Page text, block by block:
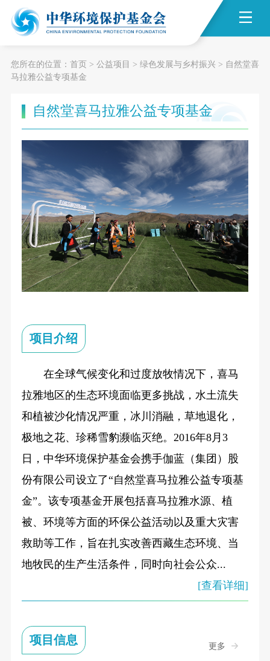
您所在的位置： 首页> 公益项目 > 绿色发展与乡村振兴 > 自然堂喜
马拉雅公益专项基金
自然堂喜马拉雅公益专项基金
项目介绍
在全球气候变化和过度放牧情况下，喜马
拉雅地区的生态环境面临更多挑战，水土流失
和植被沙化情况严重，冰川消融，草地退化，
极地之花、珍稀雪豹濒临灭绝。2016年8月3
日，中华环境保护基金会携手伽蓝（集团）股
份有限公司设立了“自然堂喜马拉雅公益专项基
金”。该专项基金开展包括喜马拉雅水源、植
被、环境等方面的环保公益活动以及重大灾害
救助等工作，旨在扎实改善西藏生态环境、当
地牧民的生产生活条件，同时向社会公众...
[查看详细]
项目信息 更多